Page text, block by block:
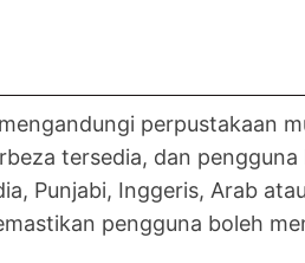
perpustakaan
tersedia, dan
Punjabi, Inggeris, Arab
pengguna boleh